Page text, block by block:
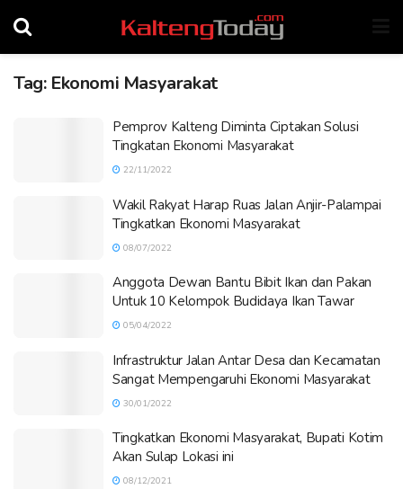
Tag: Ekonomi Masyarakat
Pemprov Kalteng Diminta Ciptakan Solusi
Tingkatan Ekonomi Masyarakat
22/11/2022
Wakil Rakyat Harap Ruas Jalan Anjir-Palampai
Tingkatkan Ekonomi Masyarakat
08/07/2022
Anggota Dewan Bantu Bibit Ikan dan Pakan
Untuk 10 Kelompok Budidaya Ikan Tawar
05/04/2022
Infrastruktur Jalan Antar Desa dan Kecamatan
Sangat Mempengaruhi Ekonomi Masyarakat
30/01/2022
Tingkatkan Ekonomi Masyarakat, Bupati Kotim
Akan Sulap Lokasi ini
08/12/2021